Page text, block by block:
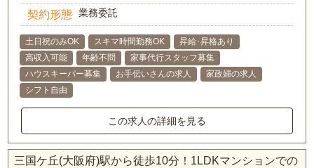
契約形態 業務委託
土日祝のみOK スキマ時間勤務OK
昇給･昇格あり
高収入可能
年齢不問
家事代行スタッフ募集
ハウスキーパー募集
お手伝いさんの求人
家政婦の求人
シフト自由
この求人の詳細を見る
三国ケ丘(大阪府)駅から徒歩10分！1LDKマンションでの